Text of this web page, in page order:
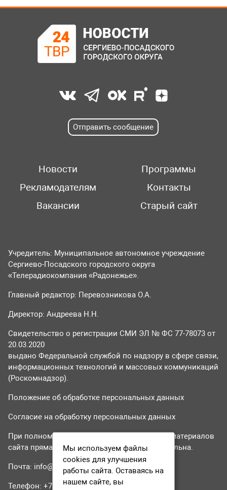
Отправить сообщение
Новости
Программы
Рекламодателям
Контакты
Вакансии
Старый сайт
Учредитель: Муниципальное автономное учреждение
Сергиево-Посадского городского округа
«Телерадиокомпания «Радонежье».
Главный редактор: Перевозникова О.А.
Директор: Андреева Н.Н.
Свидетельство о регистрации СМИ ЭЛ № ФС 77-78073 от
20.03.2020
выдано Федеральной службой по надзору в сфере связи,
информационных технологий и массовых коммуникаций
(Роскомнадзор).
Положение об обработке персональных данных
Согласие на обработку персональных данных
При полном или частичном использовании материалов
сайта прямая гиперссылка на tvr24.tv обязательна.
Почта: info@tvr24.tv
Телефон: +7 (496) 551-04-95
Мы используем файлы
cookies для улучшения
работы сайта. Оставаясь на
нашем сайте, вы